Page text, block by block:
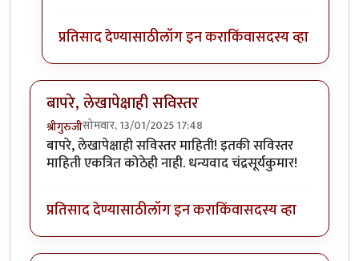
प्रतिसाद देण्यासाठीलॉग इन कराकिंवासदस्य व्हा
बापरे, लेखापेक्षाही सविस्तर
श्रीगुरुजीसोमवार, 13/01/2025 17:48
बापरे, लेखापेक्षाही सविस्तर माहिती! इतकी सविस्तर
माहिती एकत्रित कोठेही नाही. धन्यवाद चंद्रसूर्यकुमार!
प्रतिसाद देण्यासाठीलॉग इन कराकिंवासदस्य व्हा